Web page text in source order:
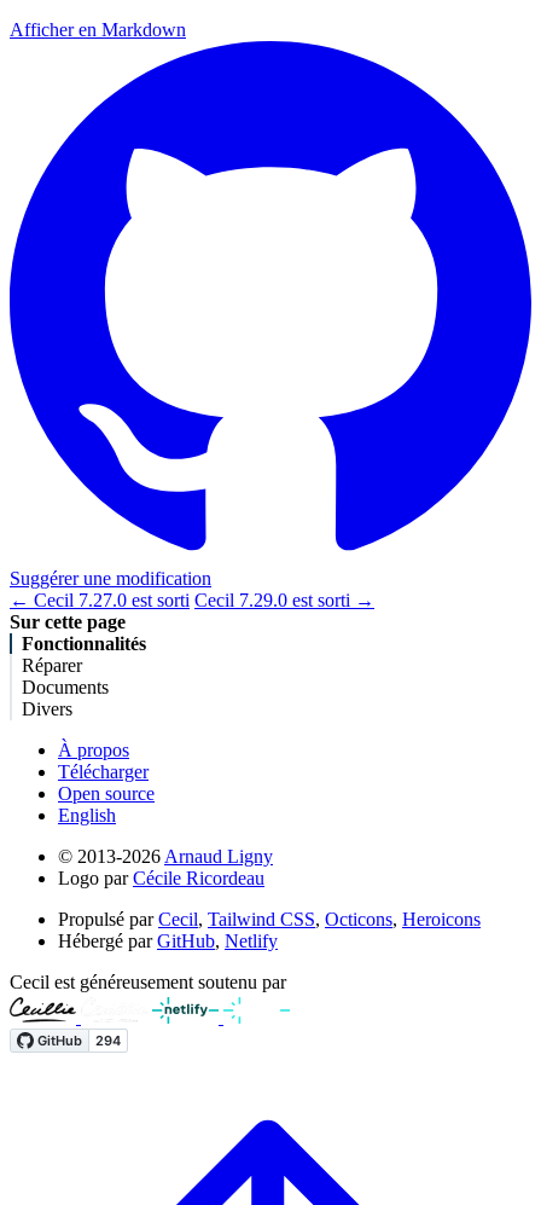
Afficher en Markdown
Suggérer une modification
← Cecil 7.27.0 est sorti Cecil 7.29.0 est sorti →
Sur cette page
Fonctionnalités
Réparer
Documents
Divers
À propos
Télécharger
Open source
English
© 2013-2026 Arnaud Ligny
Logo parCécile Ricordeau
Propulsé parCecil, Tailwind CSS, Octicons, Heroicons
Hébergé parGitHub, Netlify
Cecil est généreusement soutenu par